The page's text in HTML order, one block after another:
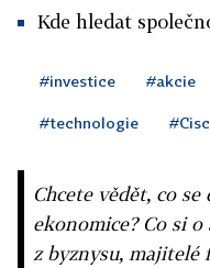
Kde hledat
#investice #akcie
#technologie
Chcete vědět, co
ekonomice? Co si
z byznysu, majitelé